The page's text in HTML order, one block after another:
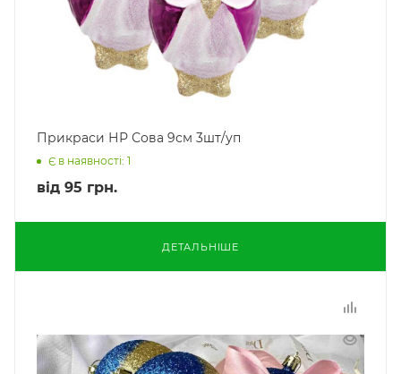
Прикраси НР Сова 9см 3шт/уп
Є в наявності: 1
від 95 грн.
ДЕТАЛЬНІШЕ